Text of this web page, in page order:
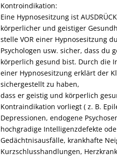
Kontroindikation:
Eine Hypnosesitzung ist
körperlicher und geistiger
stelle VOR einer Hypnosesitzung
Psychologen usw. sicher, dass du
körperlich gesund bist. Durch die
einer Hypnosesitzung erklärt der
sichergestellt zu haben,
dass er geistig und körperlich
Kontraindikation vorliegt ( z. B.
Depressionen, endogene
hochgradige Intelligenzdefekte
Gedächtnisausfälle, krankhafte
Kurzschlusshandlungen,